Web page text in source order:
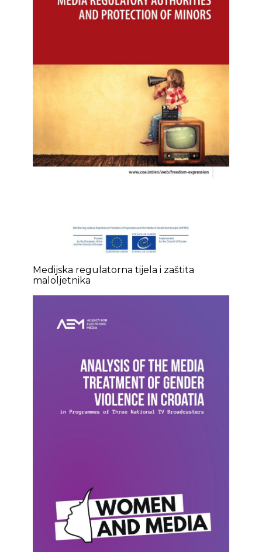
Medijska regulatorna tijela i zaštita
maloljetnika